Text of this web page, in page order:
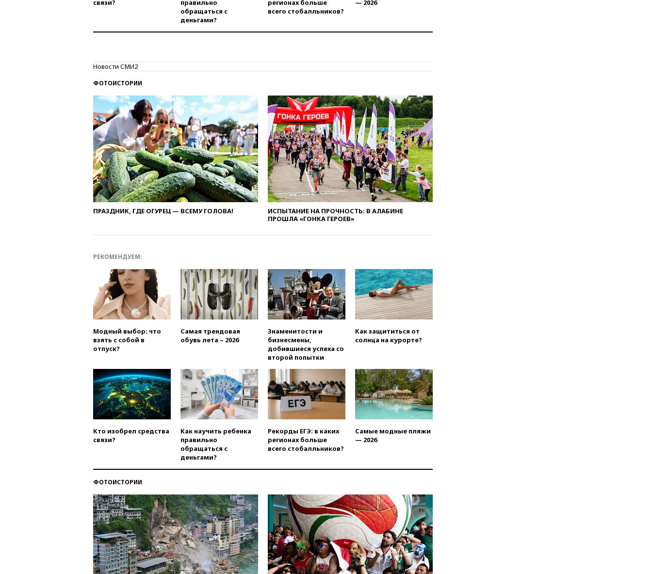
05:51
в США
рассорить Россию и Казахстан
обречены на провал
02:00 Ни один водоем Англии
не соответствует нормам
химической безопасности
01:00Трамп: США сами
нуждаются в дальнобойных
ракетах и системах Patriot
00:01Трамп заявил о
необходимости пополнения
арсенала США
вчера, 23:28
нежелательной организацией
при падении деревьев во
время урагана
вчера, 22:55В Москве в
пятницу ожидаются ливни
вчера, 22:35Винисиус
до 2032 года
вчера, 22:28
станет значительно дороже
вчера, 22:20Путин назвал 76-ю
гвардейскую десантно-
штурмовую дивизию
легендарной
доклад о ситуации на
добропольском направлении
вчера, 21:35«Аэрофлот»
отменяет часть рейсов в Сочи
и Геленджик
вчера, 21:25Руслан Терновой
выиграл золото чемпионата
Европы в прыжках с 10-
метровой вышки
вчера, 21:10РФ не получала
связи?
правильно
обращаться с
деньгами?
регионах больше
всего стобалльников?
— 2026
Новости СМИ2
ФОТОИСТОРИИ
ПРАЗДНИК, ГДЕ ОГУРЕЦ — ВСЕМУ ГОЛОВА!
ИСПЫТАНИЕ НА ПРОЧНОСТЬ: В АЛАБИНЕ
ПРОШЛА «ГОНКА ГЕРОЕВ»
РЕКОМЕНДУЕМ:
Модный выбор: что
взять с собой в
отпуск?
Самая трендовая
обувь лета – 2026
Знаменитости и
бизнесмены,
добившиеся успеха со
второй попытки
Как защититься от
солнца на курорте?
Кто изобрел средства
связи?
Как научить ребенка
правильно
обращаться с
деньгами?
Рекорды ЕГЭ: в каких
регионах больше
всего стобалльников?
Самые модные пляжи
— 2026
ФОТОИСТОРИИ